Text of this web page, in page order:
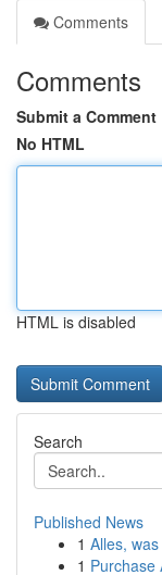
Comments
Comments
Submit a Comment
No HTML
HTML is disabled
Search
Published News
1 Alles,
1 Purchase